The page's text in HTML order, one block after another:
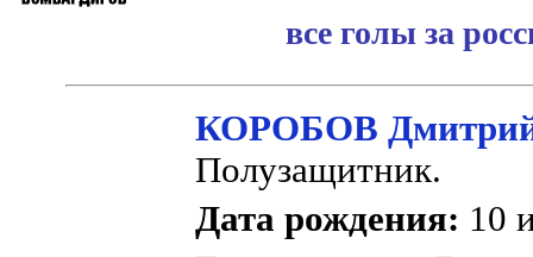
все голы за
КОРОБОВ Дмитрий
Полузащитник.
Дата рождения: 10